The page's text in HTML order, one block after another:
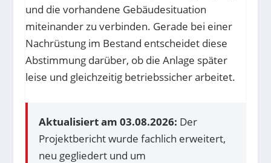
und die vorhandene Gebäudesituation
miteinander zu verbinden. Gerade bei einer
Nachrüstung im Bestand entscheidet diese
Abstimmung darüber, ob die Anlage später
leise und gleichzeitig betriebssicher arbeitet.
Aktualisiert am 03.08.2026: Der
Projektbericht wurde fachlich erweitert,
neu gegliedert und um